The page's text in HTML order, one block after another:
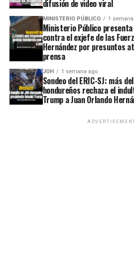
difusión de video viral
MINISTERIO PÚBLICO 1
Ministerio Público
contra el exjefe de las
Hernández por presuntos
prensa
JOH 1 semana ago
Sondeo del ERIC-SJ: más
hondureños rechaza el
Trump a Juan Orlando